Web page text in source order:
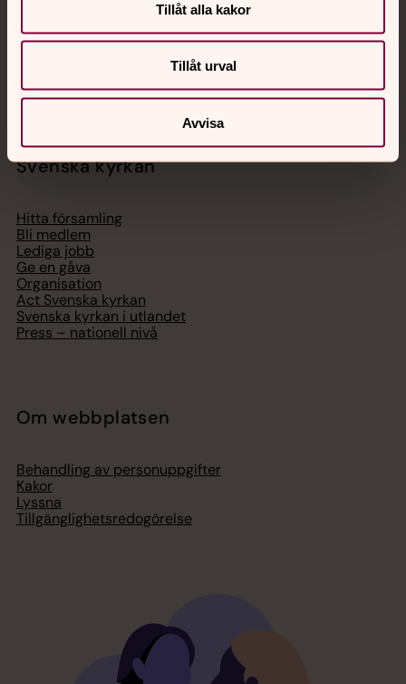
Tillåt alla kakor
Tillåt urval
Avvisa
Chatt
Svenska kyrkan
Hitta församling
Bli medlem
Lediga jobb
Ge en gåva
Organisation
Act Svenska kyrkan
Svenska kyrkan i utlandet
Press – nationell nivå
Om webbplatsen
Behandling av personuppgifter
Kakor
Lyssna
Tillgänglighetsredogörelse